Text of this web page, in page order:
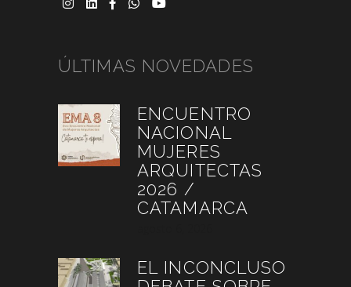
ÚLTIMAS NOVEDADES
ENCUENTRO
NACIONAL
MUJERES
ARQUITECTAS
2026 /
CATAMARCA
EL INCONCLUSO